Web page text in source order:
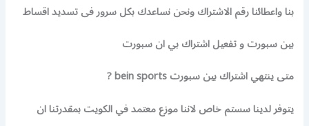
بنا واعطائنا رقم الاشتراك ونحن نساعدك بكل سرور فى تسديد اقساط
بين سبورت و تفعيل اشتراك بي ان سبورت
متى ينتهي اشتراك بين سبورت bein sports ?
يتوفر لدينا سستم خاص لاننا موزع معتمد في الكويت بمقدرتنا ان